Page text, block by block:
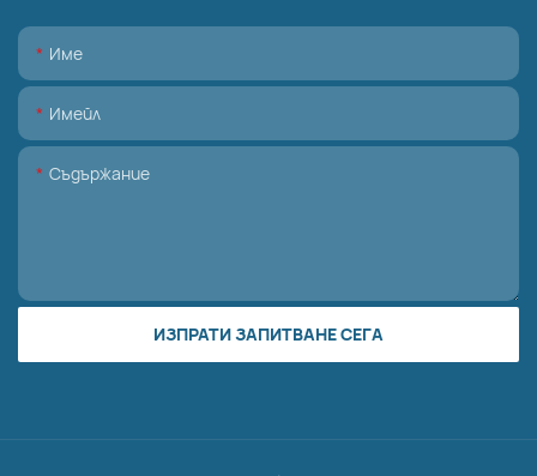
Име
Имейл
Съдържание
ИЗПРАТИ ЗАПИТВАНЕ СЕГА